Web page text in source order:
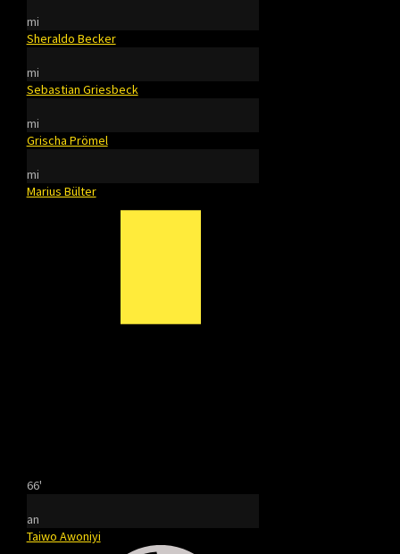
mi
Sheraldo Becker
mi
Sebastian Griesbeck
mi
Grischa Prömel
mi
Marius Bülter
66'
an
Taiwo Awoniyi